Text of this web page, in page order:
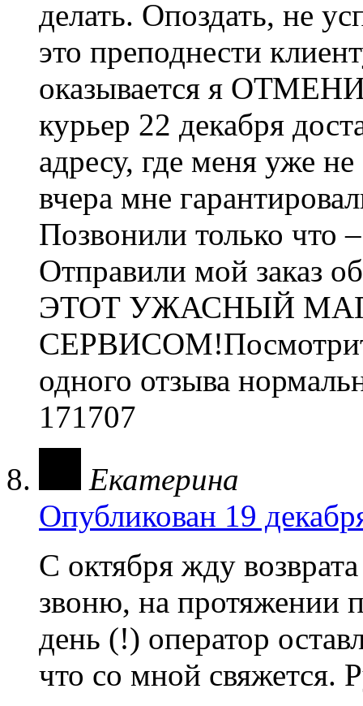
делать. Опоздать, не
это преподнести
оказывается я
курьер 22 декабря
адресу, где меня уже
вчера мне
Позвонили только
Отправили мой
ЭТОТ УЖАСНЫЙ
одного отзыва
171707
Екатерина
Опубликован 19
C октября жду
звоню, на протяжении
день (!) оператор
что со мной свяжется.